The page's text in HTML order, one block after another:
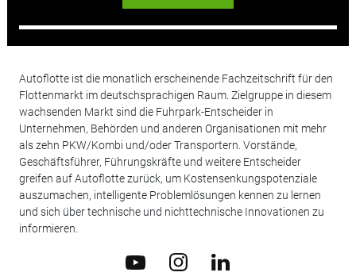
Autoflotte ist die monatlich erscheinende Fachzeitschrift für den
Flottenmarkt im deutschsprachigen Raum. Zielgruppe in diesem
wachsenden Markt sind die Fuhrpark-Entscheider in
Unternehmen, Behörden und anderen Organisationen mit mehr
als zehn PKW/Kombi und/oder Transportern. Vorstände,
Geschäftsführer, Führungskräfte und weitere Entscheider
greifen auf Autoflotte zurück, um Kostensenkungspotenziale
auszumachen, intelligente Problemlösungen kennen zu lernen
und sich über technische und nichttechnische Innovationen zu
informieren.